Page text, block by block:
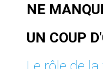
NE
UN COUP